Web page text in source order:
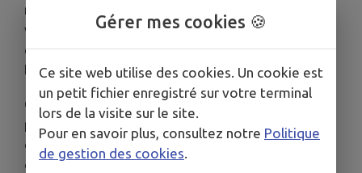
reconstruite et la nef a connu une tentative de
voûtement en file de coupoles comme le laisse
envisager la présence de supports massifs dans
les murs de la nef.
C’est seulement à la période gothique que la
première travée actuelle aurait été transformée
en clocher porche, probablement au XIVe siècle
d’après le style de sa voûte.
Gérer mes cookies 🍪
Ce site web utilise des cookies. Un cookie est
un petit fichier enregistré sur votre terminal
lors de la visite sur le site.
Pour en savoir plus, consultez notre Politique
de gestion des cookies.